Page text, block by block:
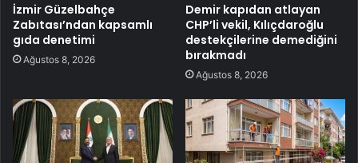
İzmir Güzelbahçe
Zabıtası’ndan kapsamlı
gıda denetimi
Ağustos 8, 2026
Demir kapıdan atlayan
CHP’li vekil, Kılıçdaroğlu
destekçilerine demediğini
bırakmadı
Ağustos 8, 2026